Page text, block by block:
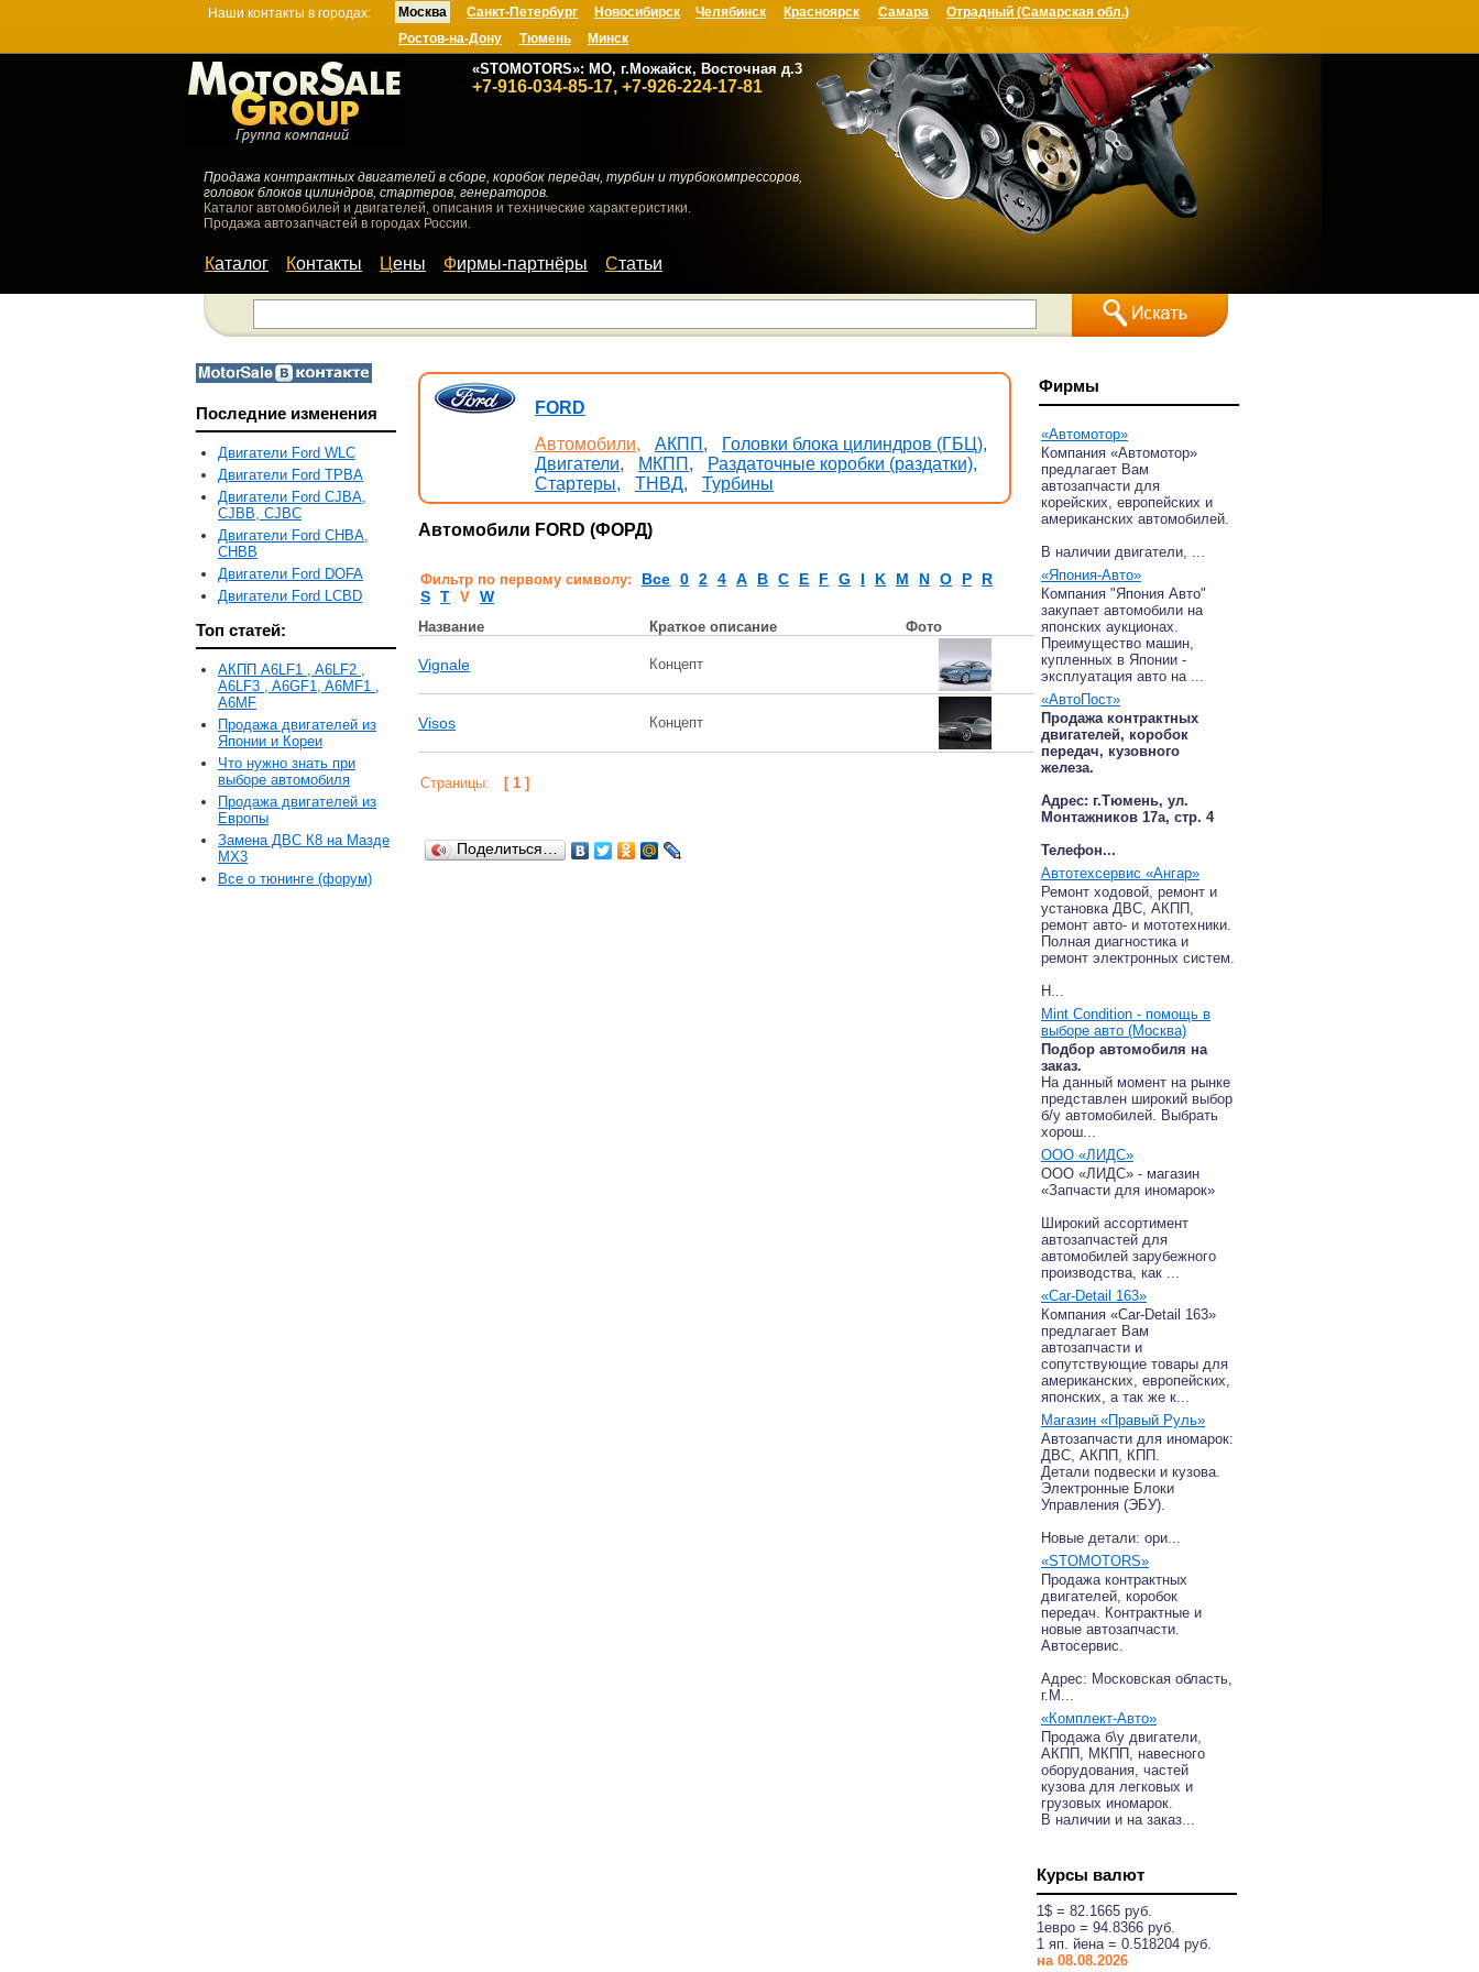
Наши контакты в городах: Москва
«STOMOTORS»: МО, г.Можайск, Восточная д.3
+7-916-034-85-17, +7-926-224-17-81
Санкт-Петербург Новосибирск Челябинск Красноярск Самара
Отрадный (Самарская обл.)
Ростов-на-Дону
Тюмень Минск
Продажа контрактных двигателей в сборе, коробок передач, турбин и турбокомпрессоров,
головок блоков цилиндров, стартеров, генераторов.
Каталог автомобилей и двигателей, описания и технические характеристики.
Продажа автозапчастей в городах России.
Каталог Контакты Цены Фирмы-партнёры Статьи
Последние изменения
Двигатели Ford WLC
Двигатели Ford TPBA
Двигатели Ford CJBA,
CJBB, CJBC
Двигатели Ford CHBA,
CHBB
Двигатели Ford DOFA
Двигатели Ford LCBD
Топ статей:
АКПП A6LF1 , A6LF2 ,
A6LF3 , A6GF1, A6MF1 ,
A6MF
Продажа двигателей из
Японии и Кореи
Что нужно знать при
выборе автомобиля
Продажа двигателей из
Европы
Замена ДВС К8 на Мазде
MX3
Все о тюнинге (форум)
FORD
Автомобили,
АКПП,
Головки блока цилиндров (ГБЦ),
Двигатели,
МКПП,
Раздаточные коробки (раздатки),
Стартеры,
ТНВД, Турбины
Автомобили FORD (ФОРД)
Фильтр по первому символу: Все 0 2 4 A B C E F G I K M N O P
R
S T V W
Название Краткое описание Фото
Vignale Концепт
Visos Концепт
Страницы: [ 1 ]
Поделиться…
Фирмы
«Автомотор»
Компания «Автомотор»
предлагает Вам
автозапчасти для
корейских, европейских и
американских автомобилей.
В наличии двигатели, ...
«Япония-Авто»
Компания "Япония Авто"
закупает автомобили на
японских аукционах.
Преимущество машин,
купленных в Японии -
эксплуатация авто на ...
«АвтоПост»
Продажа контрактных
двигателей, коробок
передач, кузовного
железа.
Адрес: г.Тюмень, ул.
Монтажников 17а, стр. 4
Телефон...
Автотехсервис «Ангар»
Ремонт ходовой, ремонт и
установка ДВС, АКПП,
ремонт авто- и мототехники.
Полная диагностика и
ремонт электронных систем.
Н...
Mint Condition - помощь в
выборе авто (Москва)
Подбор автомобиля на
заказ.
На данный момент на рынке
представлен широкий выбор
б/у автомобилей. Выбрать
хорош...
ООО «ЛИДС»
ООО «ЛИДС» - магазин
«Запчасти для иномарок»
Широкий ассортимент
автозапчастей для
автомобилей зарубежного
производства, как ...
«Car-Detail 163»
Компания «Car-Detail 163»
предлагает Вам
автозапчасти и
сопутствующие товары для
американских, европейских,
японских, а так же к...
Магазин «Правый Руль»
Автозапчасти для иномарок:
ДВС, АКПП, КПП.
Детали подвески и кузова.
Электронные Блоки
Управления (ЭБУ).
Новые детали: ори...
«STOMOTORS»
Продажа контрактных
двигателей, коробок
передач. Контрактные и
новые автозапчасти.
Автосервис.
Адрес: Московская область,
г.М...
«Комплект-Авто»
Продажа б\у двигатели,
АКПП, МКПП, навесного
оборудования, частей
кузова для легковых и
грузовых иномарок.
В наличии и на заказ...
Курсы валют
1$ = 82.1665 руб.
1eвро = 94.8366 руб.
1 яп. йена = 0.518204 руб.
на 08.08.2026